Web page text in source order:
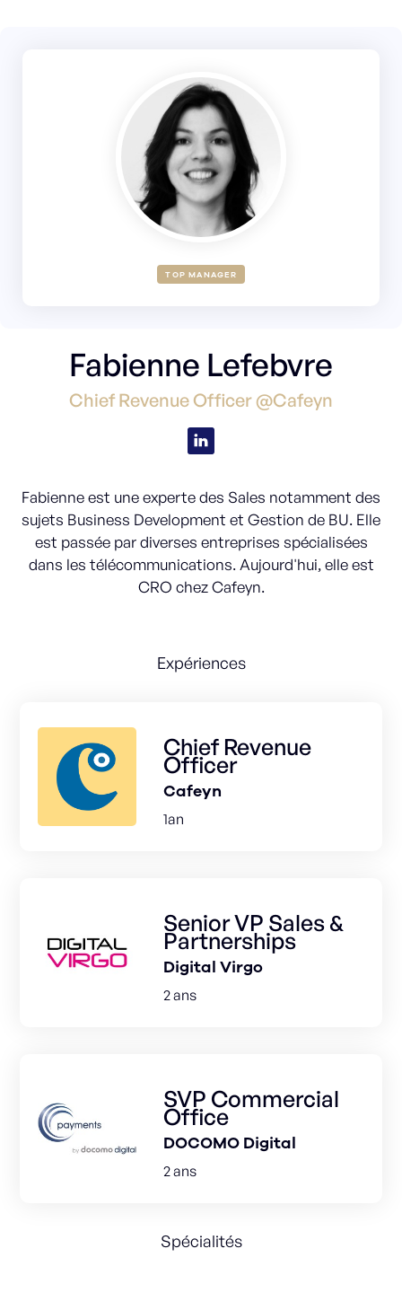
TOP MANAGER
Fabienne Lefebvre
Chief Revenue Officer @Cafeyn
Fabienne est une experte des Sales notamment des
sujets Business Development et Gestion de BU. Elle
est passée par diverses entreprises spécialisées
dans les télécommunications. Aujourd'hui, elle est
CRO chez Cafeyn.
Expériences
Chief Revenue
Officer
Cafeyn
1an
Senior VP Sales &
Partnerships
Digital Virgo
2 ans
SVP Commercial
Office
DOCOMO Digital
2 ans
Spécialités